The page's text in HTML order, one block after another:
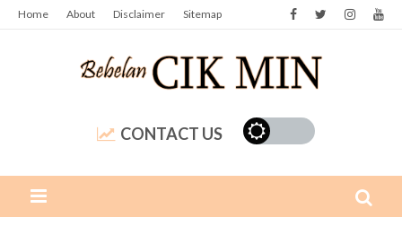
Home About Disclaimer Sitemap
CONTACT US